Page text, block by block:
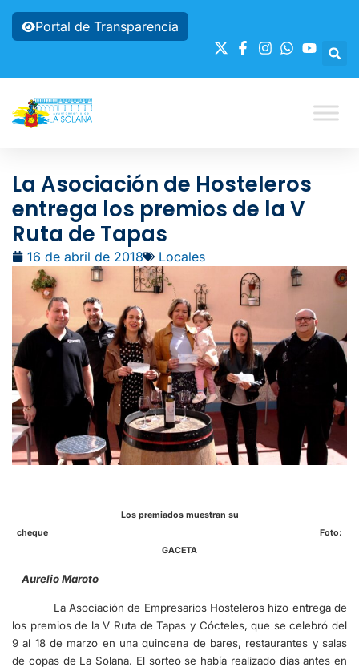
Portal de Transparencia
La Asociación de Hosteleros
entrega los premios de la V
Ruta de Tapas
16 de abril de 2018 Locales
Los premiados muestran su
cheque Foto:
GACETA
Aurelio Maroto
La Asociación de Empresarios Hosteleros hizo entrega de
los premios de la V Ruta de Tapas y Cócteles, que se celebró del
9 al 18 de marzo en una quincena de bares, restaurantes y salas
de copas de La Solana. El sorteo se había realizado días antes en